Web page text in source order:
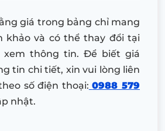
giá trong bảng chỉ mang
khảo và có thể thay đổi tại
xem thông tin. Để biết giá
tin chi tiết, xin vui lòng liên
số điện thoại: 0988 579
nhật.